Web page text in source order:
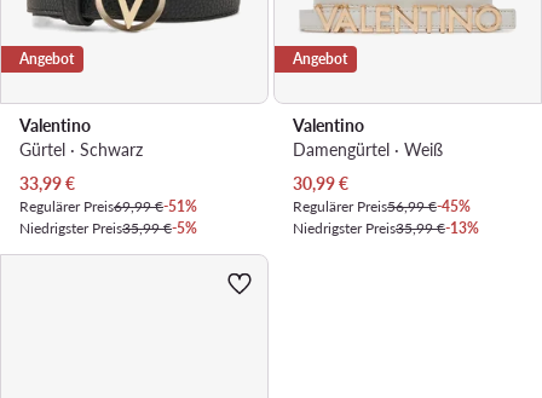
Angebot
Valentino
Gürtel · Schwarz
Aktueller Preis
33,99€
Regulärer Preis69,99 €-51%
Niedrigster Preis35,99 €-5%
Angebot
Valentino
Damengürtel · Weiß
Aktueller Preis
30,99€
Regulärer Preis56,99 €-45%
Niedrigster Preis35,99 €-13%